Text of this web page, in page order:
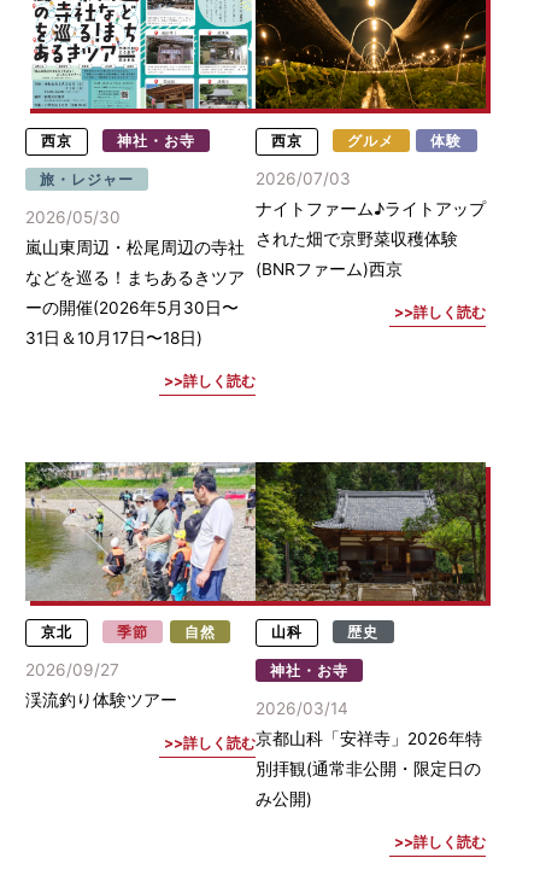
西京 神社・お寺
旅・レジャー
2026/05/30
嵐山東周辺・松尾周辺の寺社
などを巡る！まちあるきツア
ーの開催(2026年5月30日〜
31日＆10月17日〜18日)
詳しく読む
西京 グルメ 体験
2026/07/03
ナイトファーム♪ライトアップ
された畑で京野菜収穫体験
(BNRファーム)西京
詳しく読む
京北 季節 自然
2026/09/27
渓流釣り体験ツアー
詳しく読む
山科 歴史
神社・お寺
2026/03/14
京都山科「安祥寺」2026年特
別拝観(通常非公開・限定日の
み公開)
詳しく読む